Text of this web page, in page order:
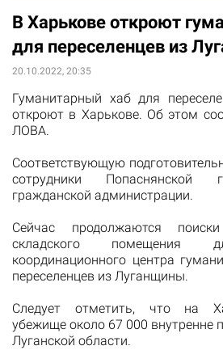
В Харькове откроют
для переселенцев из
20.10.2022, 20:35
Гуманитарный хаб для
откроют в Харькове. Об этом
ЛОВА.
Соответствующую
сотрудники Попаснянской
гражданской администрации.
Сейчас продолжаются поиски
складского помещения
координационного центра
переселенцев из Луганщины.
Следует отметить, что на
убежище около 67 000 внутренне
Луганской области.